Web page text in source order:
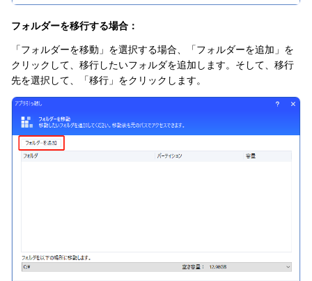
フォルダーを移行する場合：
「フォルダーを移動」を選択する場合、「フォルダーを追加」を
クリックして、移行したいフォルダを追加します。そして、移行
先を選択して、「移行」をクリックします。